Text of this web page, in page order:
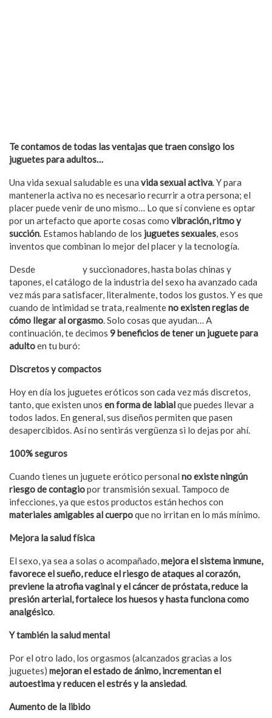
Te contamos de todas las ventajas que traen consigo los
juguetes para adultos…
Una vida sexual saludable es una vida sexual activa. Y para
mantenerla activa no es necesario recurrir a otra persona; el
placer puede venir de uno mismo… Lo que sí conviene es optar
por un artefacto que aporte cosas como vibración, ritmo y
succión. Estamos hablando de los juguetes sexuales, esos
inventos que combinan lo mejor del placer y la tecnología.
Desde
y succionadores, hasta bolas chinas y
tapones, el catálogo de la industria del sexo ha avanzado cada
vez más para satisfacer, literalmente, todos los gustos. Y es que
cuando de intimidad se trata, realmenteno existen reglas de
cómo llegar al orgasmo. Solo cosas que ayudan… A
continuación, te decimos 9 beneficios de tener un juguete para
adultoen tu buró:
Discretos y compactos
Hoy en día los juguetes eróticos son cada vez más discretos,
tanto, que existen unos en forma de labialque puedes llevar a
todos lados. En general, sus diseños permiten que pasen
desapercibidos. Así no sentirás vergüenza si lo dejas por ahí.
100% seguros
Cuando tienes un juguete erótico personal no existe ningún
riesgo de contagiopor transmisión sexual. Tampoco de
infecciones, ya que estos productos están hechos con
materiales amigables al cuerpoque no irritan en lo más mínimo.
Mejora la salud física
El sexo, ya sea a solas o acompañado,mejora el sistema inmune,
favorece el sueño, reduce el riesgo de ataques al corazón,
previene la atrofia vaginal y el cáncer de próstata, reduce la
presión arterial, fortalece los huesos y hasta funciona como
analgésico.
Y también la salud mental
Por el otro lado, los orgasmos (alcanzados gracias a los
juguetes) mejoran el estado de ánimo, incrementan el
autoestima y reducen el estrés y la ansiedad.
Aumento de la libido